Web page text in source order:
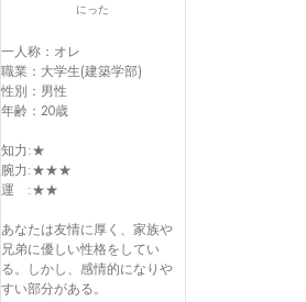
にった
一人称：オレ
職業：大学生(建築学部)
性別：男性
年齢：20歳
知力:★
腕力:★★★
運　:★★
あなたは友情に厚く、家族や
兄弟に優しい性格をしてい
る。しかし、感情的になりや
すい部分がある。